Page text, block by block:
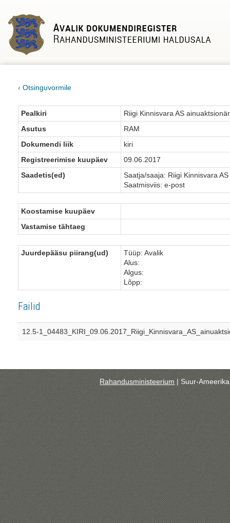
‹ Otsinguvormile
Pealkiri
Riigi Kinnisvara AS
Asutus
RAM
Dokumendi liik
kiri
Registreerimise kuupäev
09.06.2017
Saadetis(ed)
Saatja/saaja: Riigi Kinnisvara AS
Saatmisviis: e-post
Koostamise kuupäev
Vastamise tähtaeg
Juurdepääsu piirang(ud)
Tüüp: Avalik
Alus:
Algus:
Lõpp:
Failid
12.5-
Rahandusministeerium | Suur-